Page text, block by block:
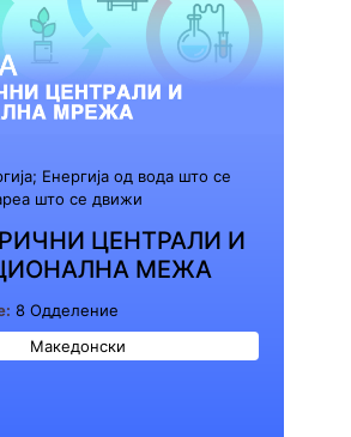
Енергија од вода што се
што се движи
ЦЕНТРАЛИ И
МЕЖА
8 Одделение
Македонски